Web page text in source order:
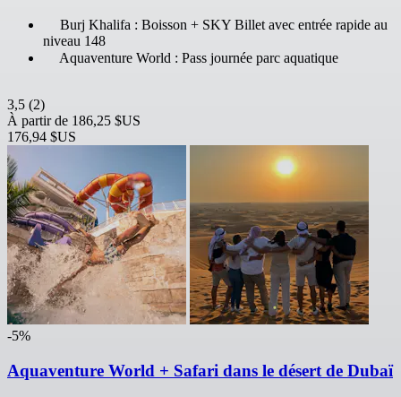
Burj Khalifa : Boisson + SKY Billet avec entrée rapide au
niveau 148
Aquaventure World : Pass journée parc aquatique
3,5 (2)
À partir de 186,25 $US
176,94 $US
-5%
Aquaventure World + Safari dans le désert de Dubaï